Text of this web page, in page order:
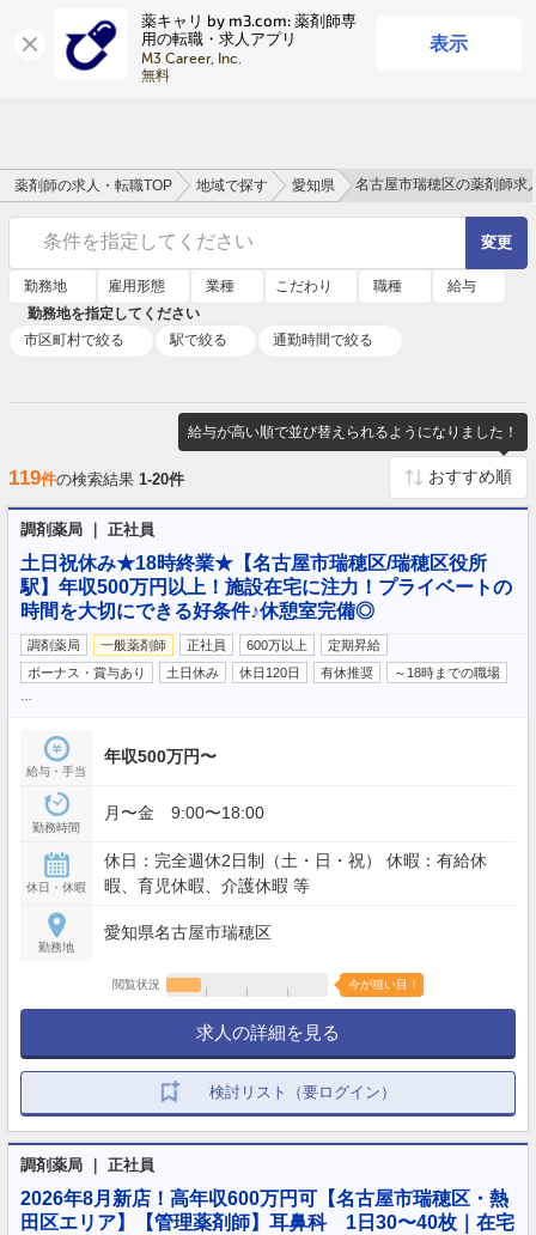
薬キャリ by m3.com: 薬剤師専
用の転職・求人アプリ
M3 Career, Inc.
無料
表示
ログイン
薬剤師の求人・転職TOP 地域で探す 愛知県 名古屋市瑞穂区の薬剤師求
条件を指定してください 変更
勤務地 雇用形態 業種 こだわり 職種
給与
勤務地を指定してください
市区町村で絞る
駅で絞る 通勤時間で絞る
給与が高い順で並び替えられるようになりました！
119件の検索結果 1-20件
調剤薬局 ｜ 正社員
土日祝休み★18時終業★【名古屋市瑞穂区/瑞穂区役所
駅】年収500万円以上！施設在宅に注力！プライベートの
時間を大切にできる好条件♪休憩室完備◎
調剤薬局 一般薬剤師 正社員 600万以上
定期昇給
ボーナス・賞与あり
土日休み 休日120日 有休推奨 ～18時までの職場
給与・手当
年収500万円〜
勤務時間
月〜金 9:00〜18:00
休日・休暇
休日：完全週休2日制（土・日・祝） 休暇：有給休
暇、育児休暇、介護休暇 等
勤務地
愛知県名古屋市瑞穂区
閲覧状況 今が狙い目！
求人の詳細を見る
検討リスト（要ログイン）
調剤薬局 ｜ 正社員
2026年8月新店！高年収600万円可【名古屋市瑞穂区・熱
田区エリア】【管理薬剤師】耳鼻科 1日30〜40枚｜在宅